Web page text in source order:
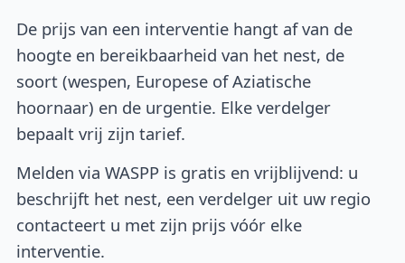
De prijs van een interventie hangt af van de
hoogte en bereikbaarheid van het nest, de
soort (wespen, Europese of Aziatische
hoornaar) en de urgentie. Elke verdelger
bepaalt vrij zijn tarief.
Melden via WASPP is gratis en vrijblijvend: u
beschrijft het nest, een verdelger uit uw regio
contacteert u met zijn prijs vóór elke
interventie.